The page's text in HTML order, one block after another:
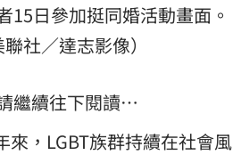
15日參加挺同婚活動畫面。
聯社／達志影像）
繼續往下閱讀…
來，LGBT族群持續在社會風